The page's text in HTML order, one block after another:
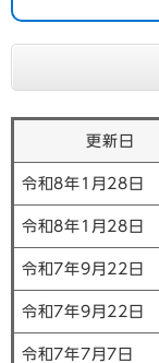
更新日
令和8年1月28日
令和8年1月28日
令和7年9月22日
令和7年9月22日
令和7年7月7日